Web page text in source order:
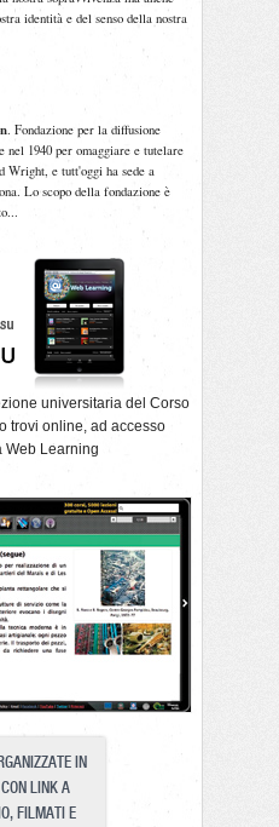
identità e del senso della nostra
. Fondazione per la diffusione
1940 per omaggiare e tutelare
e tutt'oggi ha sede a
Lo scopo della fondazione è
universitaria del Corso
trovi online, ad accesso
Web Learning
IN
LINK A
FILMATI E